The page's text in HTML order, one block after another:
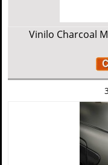
Vinilo Charcoal